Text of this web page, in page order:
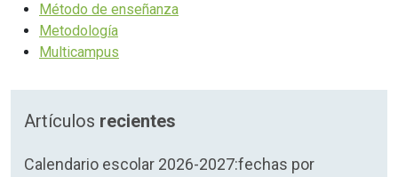
Método de enseñanza
Metodología
Multicampus
Artículos recientes
Calendario escolar 2026-2027:fechas por